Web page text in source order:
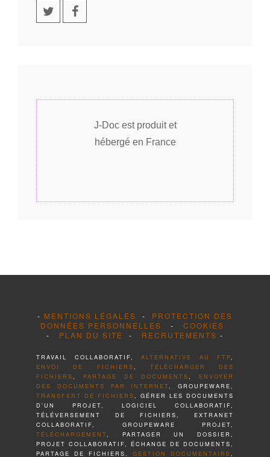
J-Doc est produit et
hébergé en France
- MENTIONS LÉGALES - PROTECTION DES
DONNÉES PERSONNELLES - COOKIES
-
PLAN DU SITE - RECRUTEMENTS -
TRAVAIL COLLABORATIF, ALTERNATIVE AU FTP,
ENVOI DE FICHIERS, TÉLÉCHARGER DES
FICHIERS, PARTAGE DE DOCUMENTS, ENVOYER
DES DOCUMENTS PAR INTERNET, GROUPEWARE,
TRANSFERT DE FICHIERS, GÉRER LES DOCUMENTS
D'UN PROJET, LOGICIEL COLLABORATIF,
TÉLÉVERSEMENT DE FICHIERS, EXTRANET
COLLABORATIF, GROUPEWARE PROJET,
TÉLÉCHARGEMENT, PARTAGER UN DOSSIER,
PROJET COLLABORATIF, ÉCHANGE DE DOCUMENTS,
PARTAGE DE FICHIERS, GESTION DOCUMENTAIRE,